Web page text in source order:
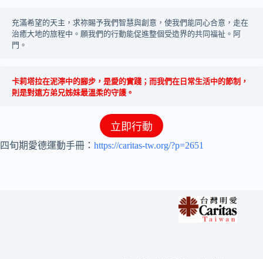
充滿希望的天主，求祢賜予我們智慧與創意，使我們能同心合意，走在
治癒大地的旅程中。願我們的行動能促進整個受造界的共同福祉。阿
門。
卡莉塔拉在泥濘中的腳步，是愛的實踐；而我們在日常生活中的節制，
則是對遠方弟兄姊妹最溫柔的守護。
立即行動
四旬期愛德運動手冊： https://caritas-tw.org/?p=2651